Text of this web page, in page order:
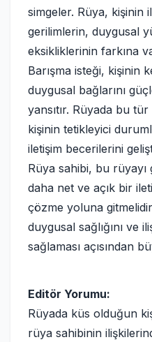
simgeler. Rüya, kişinin
gerilimlerin, duygusal
eksikliklerinin farkına
Barışma isteği, kişinin
duygusal bağlarını
yansıtır. Rüyada bu
kişinin tetikleyici
iletişim becerilerini
Rüya sahibi, bu
daha net ve açık bir
çözme yoluna
duygusal sağlığını ve
sağlaması açısından
Editör Yorumu:
Rüyada küs olduğun
rüya sahibinin